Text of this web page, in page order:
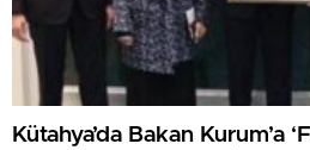
Kütahya’da Bakan Kurum’a